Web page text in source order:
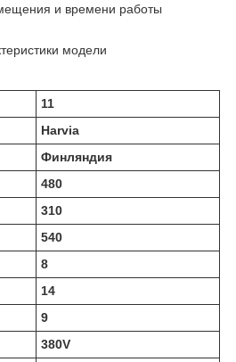
и времени работы
модели
11
Harvia
Финляндия
480
310
540
8
14
9
380V